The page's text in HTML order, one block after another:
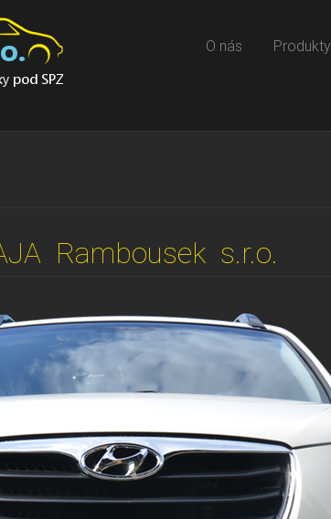
O nás Produkty
Rambousek s.r.o.